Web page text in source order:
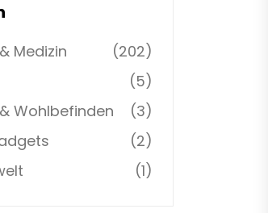
Medizin
(202)
(5)
Wohlbefinden
(3)
(2)
(1)